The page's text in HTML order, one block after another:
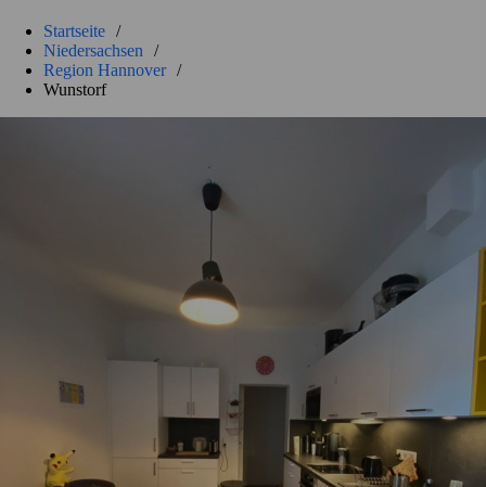
Startseite /
Niedersachsen
/
Region Hannover /
Wunstorf